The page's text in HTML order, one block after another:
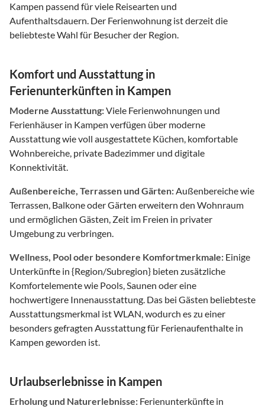
Kampen passend für viele Reisearten und
Aufenthaltsdauern. Der Ferienwohnung ist derzeit die
beliebteste Wahl für Besucher der Region.
Komfort und Ausstattung in
Ferienunterkünften in Kampen
Moderne Ausstattung:Viele Ferienwohnungen und
Ferienhäuser in Kampen verfügen über moderne
Ausstattung wie voll ausgestattete Küchen, komfortable
Wohnbereiche, private Badezimmer und digitale
Konnektivität.
Außenbereiche, Terrassen und Gärten:Außenbereiche wie
Terrassen, Balkone oder Gärten erweitern den Wohnraum
und ermöglichen Gästen, Zeit im Freien in privater
Umgebung zu verbringen.
Wellness, Pool oder besondere Komfortmerkmale: Einige
Unterkünfte in {Region/Subregion} bieten zusätzliche
Komfortelemente wie Pools, Saunen oder eine
hochwertigere Innenausstattung. Das bei Gästen beliebteste
Ausstattungsmerkmal ist WLAN, wodurch es zu einer
besonders gefragten Ausstattung für Ferienaufenthalte in
Kampen geworden ist.
Urlaubserlebnisse in Kampen
Erholung und Naturerlebnisse: Ferienunterkünfte in